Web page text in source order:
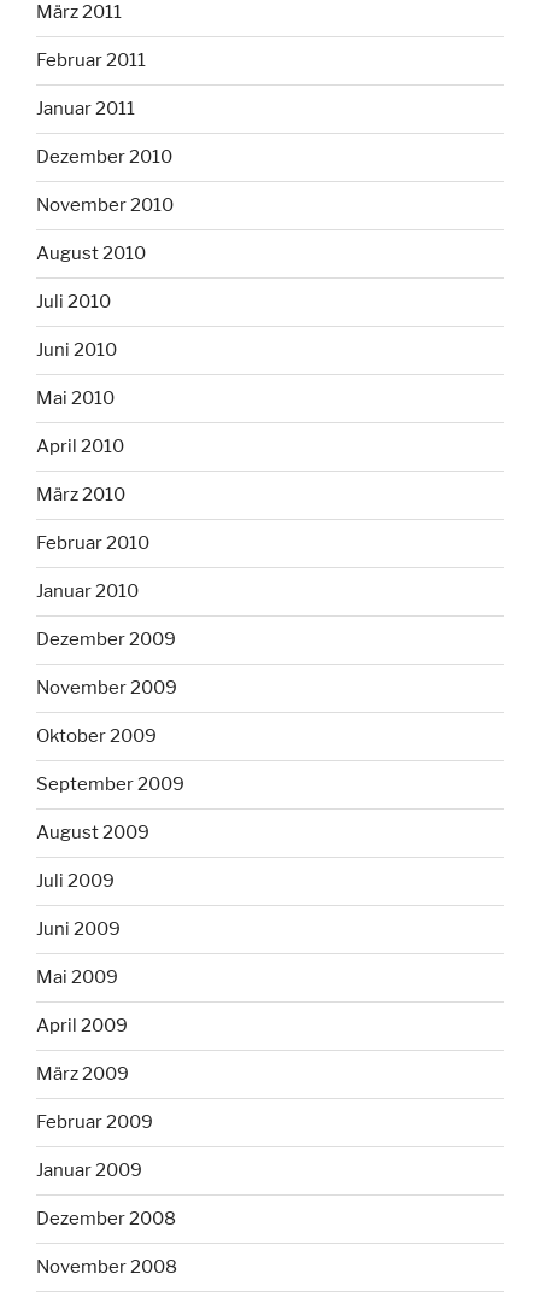
März 2011
Februar 2011
Januar 2011
Dezember 2010
November 2010
August 2010
Juli 2010
Juni 2010
Mai 2010
April 2010
März 2010
Februar 2010
Januar 2010
Dezember 2009
November 2009
Oktober 2009
September 2009
August 2009
Juli 2009
Juni 2009
Mai 2009
April 2009
März 2009
Februar 2009
Januar 2009
Dezember 2008
November 2008